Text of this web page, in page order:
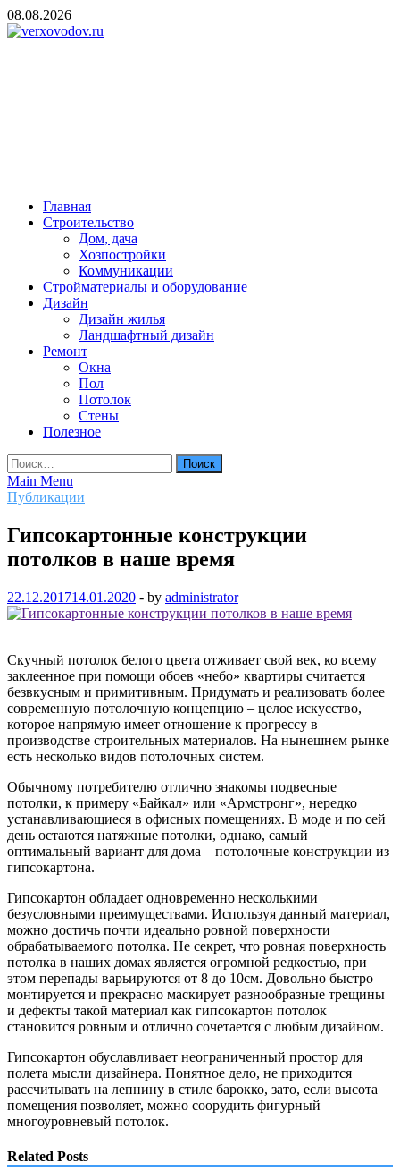
Skip
to
08.08.2026
Главная
Строительство
Дом, дача
Хозпостройки
Коммуникации
Стройматериалы и оборудование
Дизайн
Дизайн жилья
Ландшафтный дизайн
Ремонт
Окна
Пол
Потолок
Стены
Полезное
Найти:
Main Menu
Публикации
Гипсокартонные конструкции
потолков в наше время
22.12.201714.01.2020 - by administrator
Скучный потолок белого цвета отживает свой век, ко всему
заклеенное при помощи обоев «небо» квартиры считается
безвкусным и примитивным. Придумать и реализовать более
современную потолочную концепцию – целое искусство,
которое напрямую имеет отношение к прогрессу в
производстве строительных материалов. На нынешнем рынке
есть несколько видов потолочных систем.
Обычному потребителю отлично знакомы подвесные
потолки, к примеру «Байкал» или «Армстронг», нередко
устанавливающиеся в офисных помещениях. В моде и по сей
день остаются натяжные потолки, однако, самый
оптимальный вариант для дома – потолочные конструкции из
гипсокартона.
Гипсокартон обладает одновременно несколькими
безусловными преимуществами. Используя данный материал,
можно достичь почти идеально ровной поверхности
обрабатываемого потолка. Не секрет, что ровная поверхность
потолка в наших домах является огромной редкостью, при
этом перепады варьируются от 8 до 10см. Довольно быстро
монтируется и прекрасно маскирует разнообразные трещины
и дефекты такой материал как гипсокартон потолок
становится ровным и отлично сочетается с любым дизайном.
Гипсокартон обуславливает неограниченный простор для
полета мысли дизайнера. Понятное дело, не приходится
рассчитывать на лепнину в стиле барокко, зато, если высота
помещения позволяет, можно соорудить фигурный
многоуровневый потолок.
Related Posts